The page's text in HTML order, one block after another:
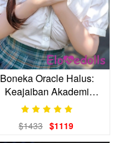
Boneka Oracle Halus:
Keajaiban Akademi
Arcane Anda
$1433 $1119